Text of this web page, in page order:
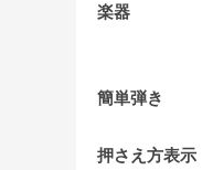
楽器
簡単弾き
押さえ方表示